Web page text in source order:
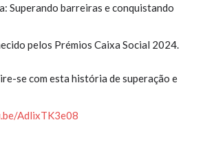
Superando barreiras e conquistando
pelos Prémios Caixa Social 2024.
se com esta história de superação e
AdlixTK3e08